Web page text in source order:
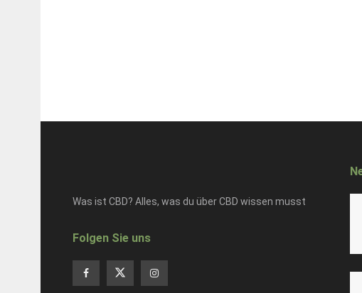
Was ist CBD? Alles, was du über CBD wissen musst
Folgen Sie uns